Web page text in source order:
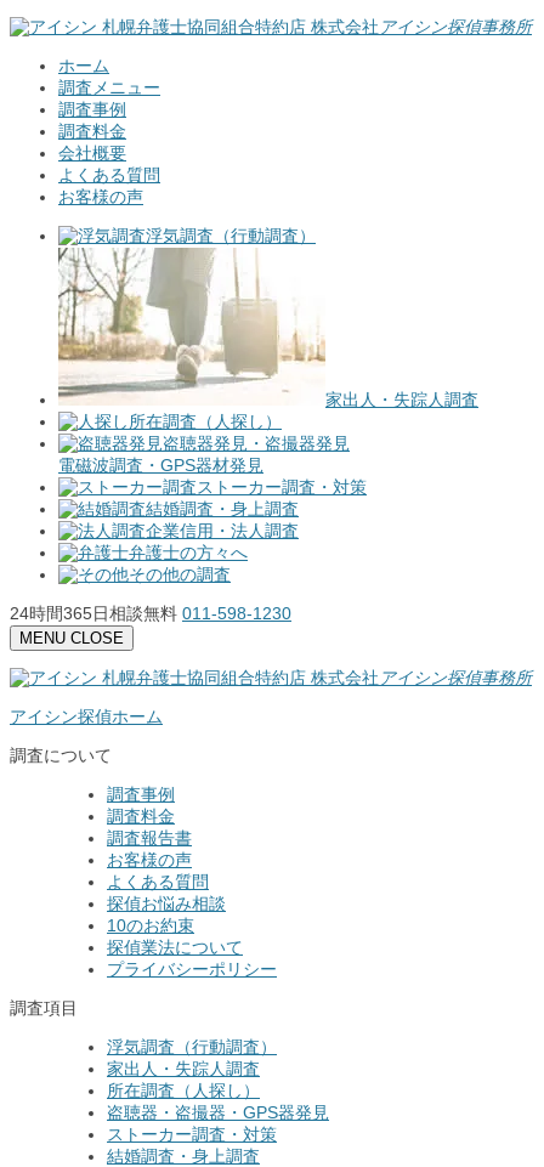
札幌弁護士協同組合特約店 株式会社 アイシン探偵事務所
ホーム
調査メニュー
調査事例
調査料金
会社概要
よくある質問
お客様の声
浮気調査（行動調査）
家出人・失踪人調査
所在調査（人探し）
盗聴器発見・盗撮器発見
電磁波調査・GPS器材発見
ストーカー調査・対策
結婚調査・身上調査
企業信用・法人調査
弁護士の方々へ
その他の調査
24時間365日相談無料 011-598-1230
MENU CLOSE
札幌弁護士協同組合特約店 株式会社 アイシン探偵事務所
アイシン探偵ホーム
調査について
調査事例
調査料金
調査報告書
お客様の声
よくある質問
探偵お悩み相談
10のお約束
探偵業法について
プライバシーポリシー
調査項目
浮気調査（行動調査）
家出人・失踪人調査
所在調査（人探し）
盗聴器・盗撮器・GPS器発見
ストーカー調査・対策
結婚調査・身上調査